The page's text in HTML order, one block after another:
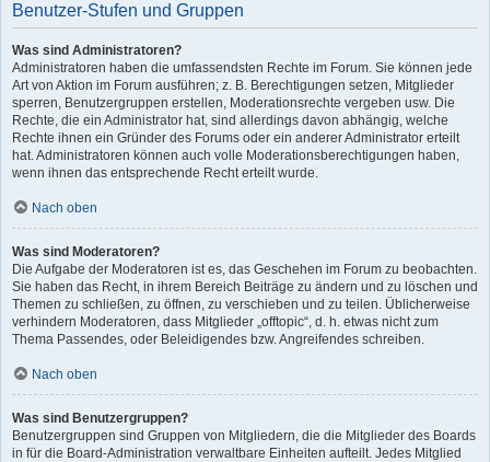
Benutzer-Stufen und Gruppen
Was sind Administratoren?
Administratoren haben die umfassendsten Rechte im Forum. Sie können jede
Art von Aktion im Forum ausführen; z. B. Berechtigungen setzen, Mitglieder
sperren, Benutzergruppen erstellen, Moderationsrechte vergeben usw. Die
Rechte, die ein Administrator hat, sind allerdings davon abhängig, welche
Rechte ihnen ein Gründer des Forums oder ein anderer Administrator erteilt
hat. Administratoren können auch volle Moderationsberechtigungen haben,
wenn ihnen das entsprechende Recht erteilt wurde.
Nach oben
Was sind Moderatoren?
Die Aufgabe der Moderatoren ist es, das Geschehen im Forum zu beobachten.
Sie haben das Recht, in ihrem Bereich Beiträge zu ändern und zu löschen und
Themen zu schließen, zu öffnen, zu verschieben und zu teilen. Üblicherweise
verhindern Moderatoren, dass Mitglieder „offtopic“, d. h. etwas nicht zum
Thema Passendes, oder Beleidigendes bzw. Angreifendes schreiben.
Nach oben
Was sind Benutzergruppen?
Benutzergruppen sind Gruppen von Mitgliedern, die die Mitglieder des Boards
in für die Board-Administration verwaltbare Einheiten aufteilt. Jedes Mitglied